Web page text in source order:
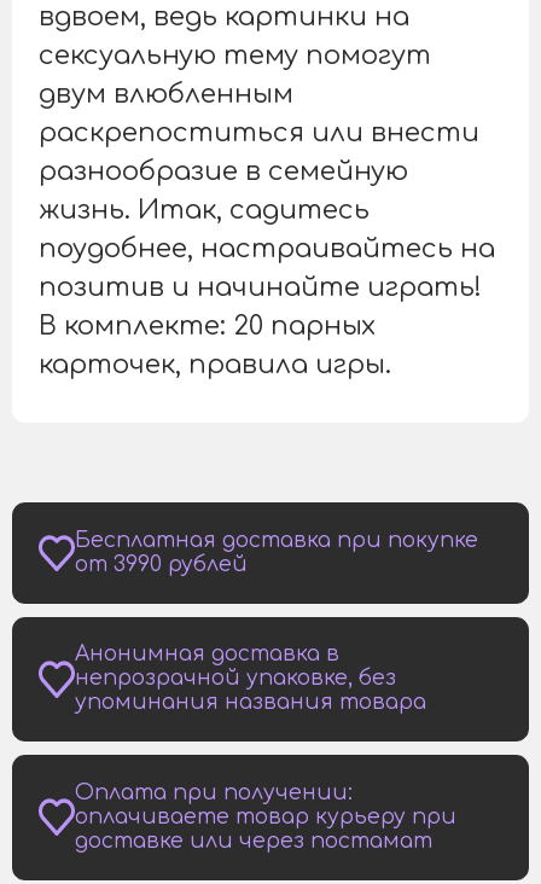
вдвоем, ведь картинки на
сексуальную тему помогут
двум влюбленным
раскрепоститься или внести
разнообразие в семейную
жизнь. Итак, садитесь
поудобнее, настраивайтесь на
позитив и начинайте играть!
В комплекте: 20 парных
карточек, правила игры.
Бесплатная доставка при покупке
от 3990 рублей
Анонимная доставка в
непрозрачной упаковке, без
упоминания названия товара
Оплата при получении:
оплачиваете товар курьеру при
доставке или через постамат